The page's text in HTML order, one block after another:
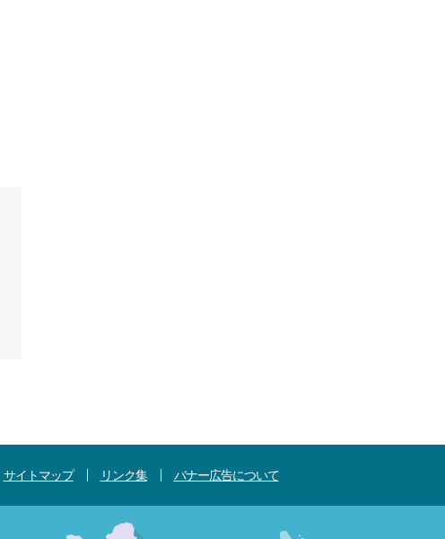
サイトマップ リンク集 バナー広告について